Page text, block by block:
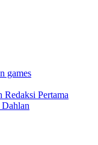
games
Pertama